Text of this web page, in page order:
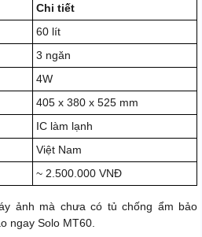
Chi tiết
60 lít
3 ngăn
4W
405 x 380 x 525 mm
IC làm lạnh
Việt Nam
~ 2.500.000 VNĐ
ảnh mà chưa có tủ chống ẩm bảo
ngay Solo MT60.